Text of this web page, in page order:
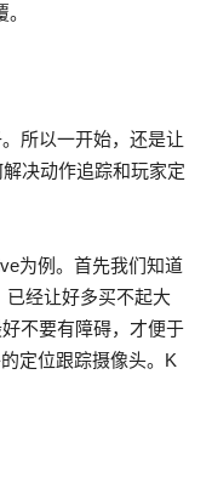
所以一开始，还是让
决动作追踪和玩家定
为例。首先我们知道
已经让好多买不起大
不要有障碍，才便于
定位跟踪摄像头。K